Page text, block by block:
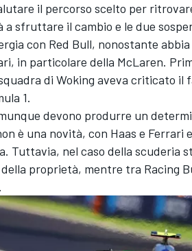
il percorso scelto per
a sfruttare il cambio e le due
con Red Bull, nonostante
in particolare della McLaren.
di Woking aveva criticato il
1.
devono produrre un
è una novità, con Haas e Ferrari
Tuttavia, nel caso della scuderia
proprietà, mentre tra Racing